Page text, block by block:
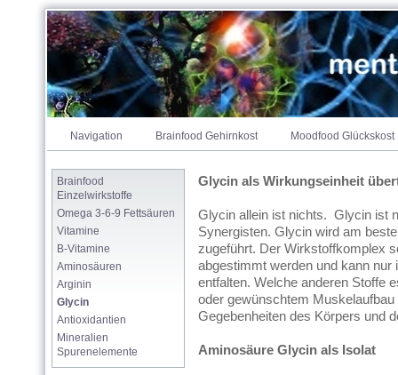
brainfood & moodfood =
Navigation Brainfood Gehirnkost Moodfood Glückskost
Brainfood
Einzelwirkstoffe
Omega 3-6-9 Fettsäuren
Vitamine
B-Vitamine
Aminosäuren
Arginin
Glycin
Antioxidantien
Mineralien
Spurenelemente
Glycin als Wirkungseinheit
Glycin allein ist nichts. Glycin ist
Synergisten. Glycin wird am
zugeführt. Der Wirkstoffkomplex
abgestimmt werden und kann nur
entfalten. Welche anderen Stoffe
oder gewünschtem
Gegebenheiten des Körpers und
Aminosäure Glycin als Isolat